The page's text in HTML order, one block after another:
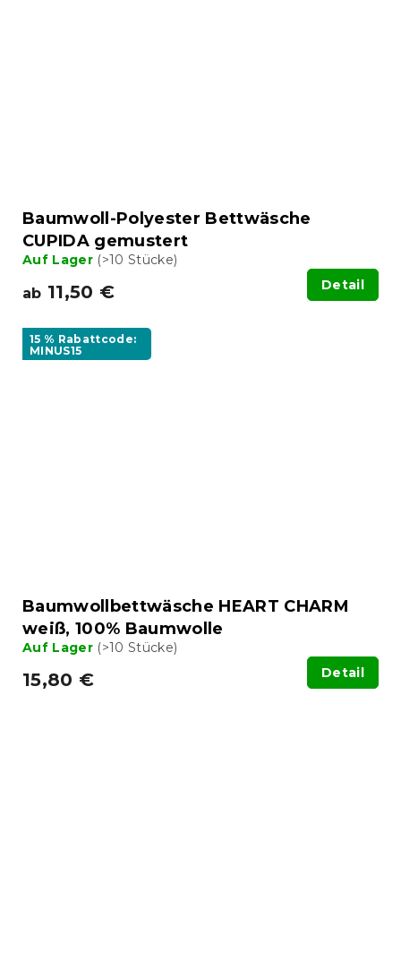
Baumwoll-Polyester Bettwäsche
CUPIDA gemustert
Auf Lager (>10 Stücke)
ab 11,50 € Detail
15 % Rabattcode:
MINUS15
Baumwollbettwäsche HEART CHARM
weiß, 100% Baumwolle
Auf Lager (>10 Stücke)
15,80 € Detail